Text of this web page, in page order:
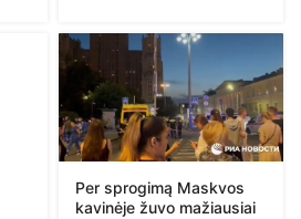
Per sprogimą Maskvos
kavinėje žuvo mažiausiai